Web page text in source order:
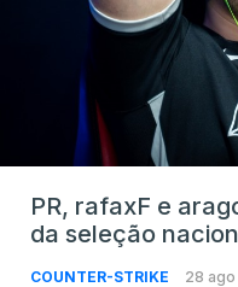
PR, rafaxF e
da seleção
COUNTER-STRIKE 28